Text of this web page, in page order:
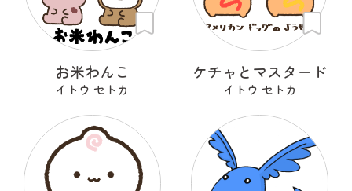
お米わんこ
イトウ セトカ
ケチャとマスタード
イトウ セトカ